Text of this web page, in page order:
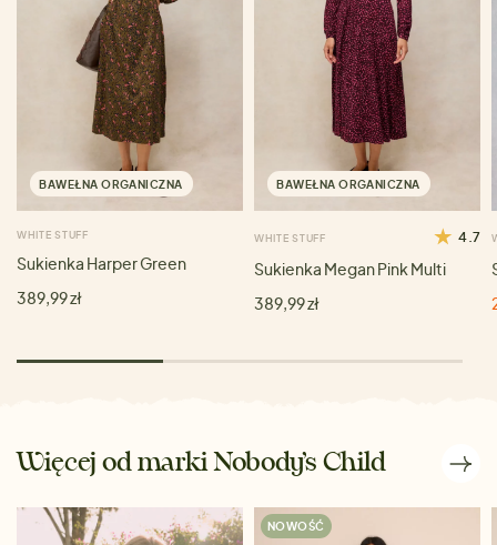
BAWEŁNA ORGANICZNA
WHITE STUFF
Sukienka Harper Green
389,99 zł
BAWEŁNA ORGANICZNA
WHITE STUFF 4.7
Sukienka Megan Pink Multi
389,99 zł
Więcej od marki Nobody’s Child
NOWOŚĆ